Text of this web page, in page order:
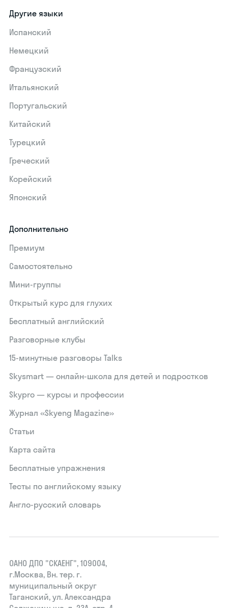
Другие языки
Испанский
Немецкий
Французский
Итальянский
Португальский
Китайский
Турецкий
Греческий
Корейский
Японский
Дополнительно
Премиум
Самостоятельно
Мини-группы
Открытый курс для глухих
Бесплатный английский
Разговорные клубы
15‑минутные разговоры Talks
Skysmart — онлайн-школа для детей и подростков
Skypro — курсы и профессии
Журнал «Skyeng Magazine»
Статьи
Карта сайта
Бесплатные упражнения
Тесты по английскому языку
Англо-русский словарь
ОАНО ДПО "СКАЕНГ", 109004,
г.Москва, Вн. тер. г.
муниципальный округ
Таганский, ул. Александра